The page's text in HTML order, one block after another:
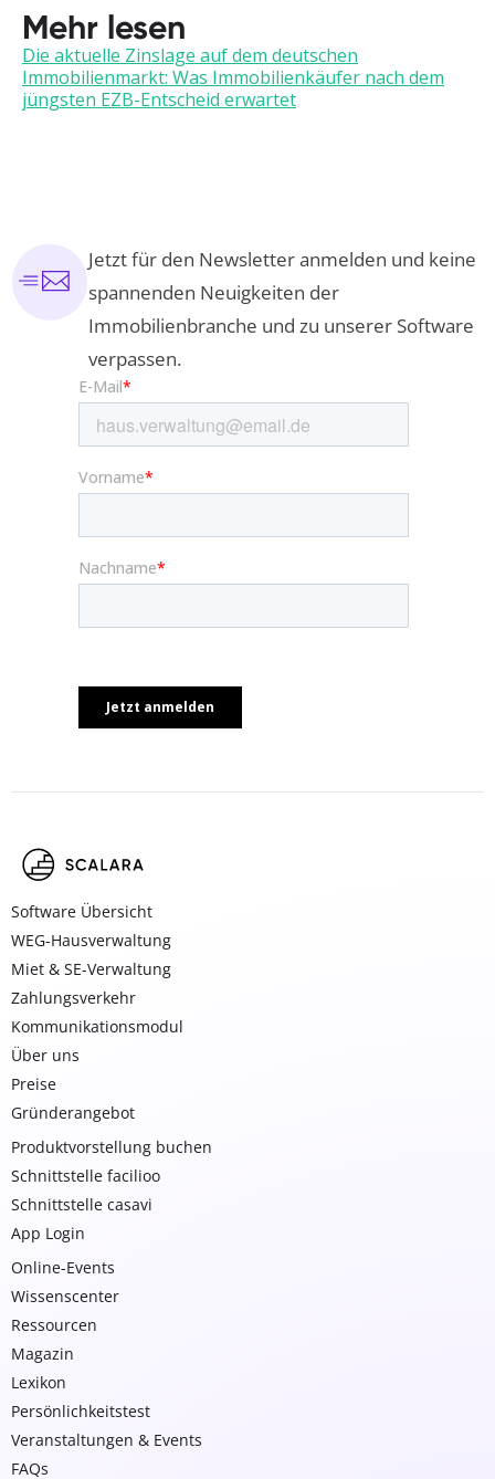
Mehr lesen
Die aktuelle Zinslage auf dem deutschen
Immobilienmarkt: Was Immobilienkäufer nach dem
jüngsten EZB-Entscheid erwartet
Jetzt für den Newsletter anmelden und keine
spannenden Neuigkeiten der
Immobilienbranche und zu unserer Software
verpassen.
Software Übersicht
WEG-Hausverwaltung
Miet & SE-Verwaltung
Zahlungsverkehr
Kommunikationsmodul
Über uns
Preise
Gründerangebot
Produktvorstellung buchen
Schnittstelle facilioo
Schnittstelle casavi
App Login
Online-Events
Wissenscenter
Ressourcen
Magazin
Lexikon
Persönlichkeitstest
Veranstaltungen & Events
FAQs